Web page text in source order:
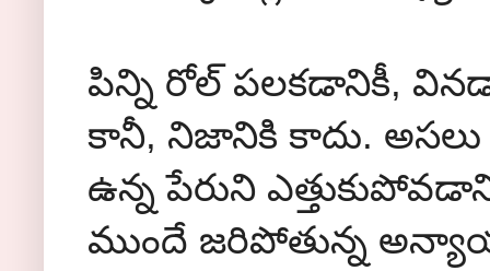
పిన్ని రోల్ పలకడానికీ,
కానీ, నిజానికి కాదు.
ఉన్న పేరుని
ముందే జరిపోతున్న